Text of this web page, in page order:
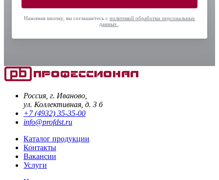
Нажимая кнопку, вы соглашаетесь с политикой обработки персональных
данных
Россия, г. Иваново,
ул. Коллективная, д. 3 б
+7 (4932) 35-35-00
info@profdst.ru
Каталог продукции
Контакты
Вакансии
Услуги